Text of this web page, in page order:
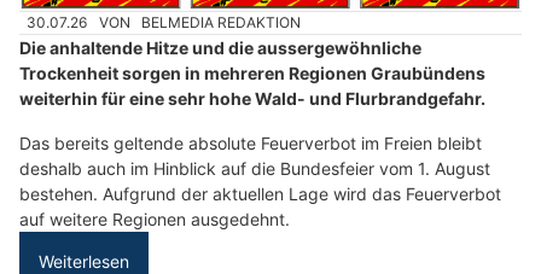
30.07.26 VON BELMEDIA REDAKTION
Die anhaltende Hitze und die aussergewöhnliche
Trockenheit sorgen in mehreren Regionen Graubündens
weiterhin für eine sehr hohe Wald- und Flurbrandgefahr.
Das bereits geltende absolute Feuerverbot im Freien bleibt
deshalb auch im Hinblick auf die Bundesfeier vom 1. August
bestehen. Aufgrund der aktuellen Lage wird das Feuerverbot
auf weitere Regionen ausgedehnt.
Weiterlesen